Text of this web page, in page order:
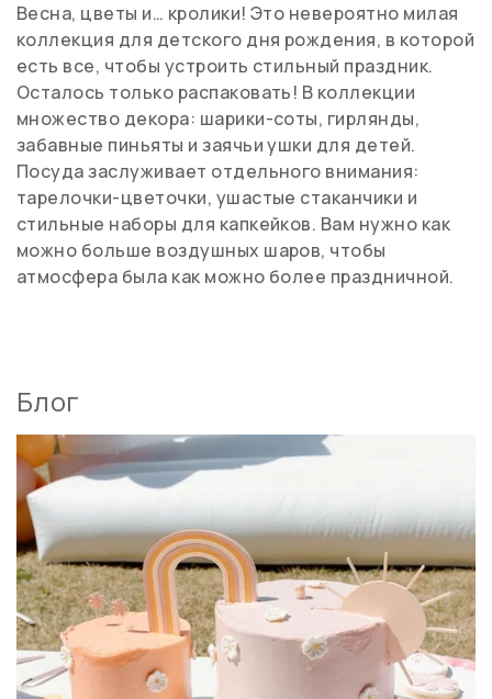
Весна, цветы и… кролики! Это невероятно милая
коллекция для детского дня рождения, в которой
есть все, чтобы устроить стильный праздник.
Осталось только распаковать! В коллекции
множество декора: шарики-соты, гирлянды,
забавные пиньяты и заячьи ушки для детей.
Посуда заслуживает отдельного внимания:
тарелочки-цветочки, ушастые стаканчики и
стильные наборы для капкейков. Вам нужно как
можно больше воздушных шаров, чтобы
атмосфера была как можно более праздничной.
Блог